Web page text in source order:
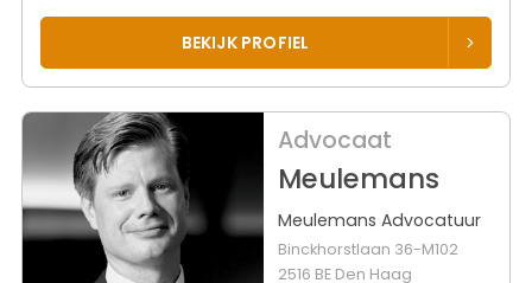
BEKIJK PROFIEL
Advocaat
Meulemans
Meulemans Advocatuur
Binckhorstlaan 36-M102
2516 BE Den Haag